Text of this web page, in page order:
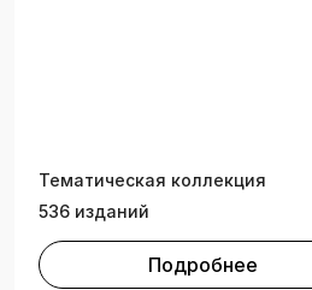
Тематическая коллекция
536 изданий
Подробнее